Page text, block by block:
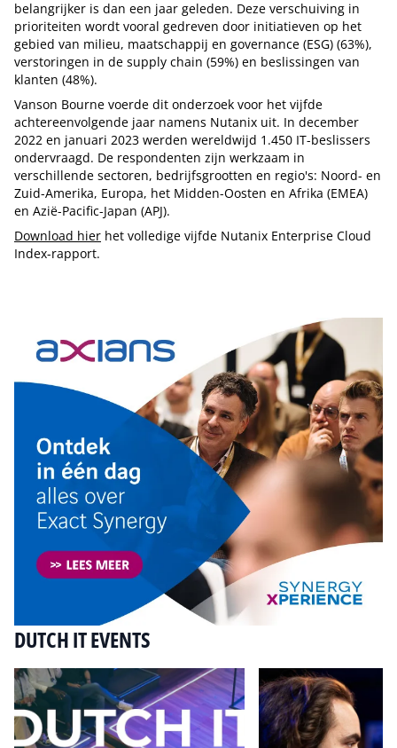
belangrijker is dan een jaar geleden. Deze verschuiving in
prioriteiten wordt vooral gedreven door initiatieven op het
gebied van milieu, maatschappij en governance (ESG) (63%),
verstoringen in de supply chain (59%) en beslissingen van
klanten (48%).
Vanson Bourne voerde dit onderzoek voor het vijfde
achtereenvolgende jaar namens Nutanix uit. In december
2022 en januari 2023 werden wereldwijd 1.450 IT-beslissers
ondervraagd. De respondenten zijn werkzaam in
verschillende sectoren, bedrijfsgrootten en regio's: Noord- en
Zuid-Amerika, Europa, het Midden-Oosten en Afrika (EMEA)
en Azië-Pacific-Japan (APJ).
Download hier het volledige vijfde Nutanix Enterprise Cloud
Index-rapport.
DUTCH IT EVENTS